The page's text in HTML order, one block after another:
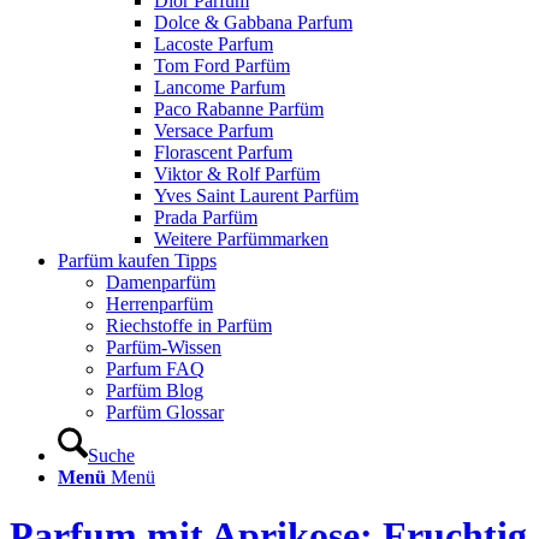
Dolce & Gabbana Parfum
Lacoste Parfum
Tom Ford Parfüm
Lancome Parfum
Paco Rabanne Parfüm
Versace Parfum
Florascent Parfum
Viktor & Rolf Parfüm
Yves Saint Laurent Parfüm
Prada Parfüm
Weitere Parfümmarken
Parfüm kaufen Tipps
Damenparfüm
Herrenparfüm
Riechstoffe in Parfüm
Parfüm-Wissen
Parfum FAQ
Parfüm Blog
Parfüm Glossar
Suche
Menü Menü